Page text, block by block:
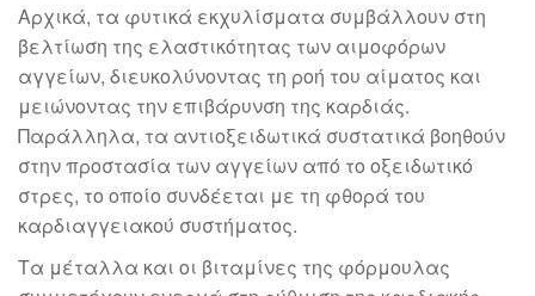
Αρχικά, τα φυτικά εκχυλίσματα συμβάλλουν στη
βελτίωση της ελαστικότητας των αιμοφόρων
αγγείων, διευκολύνοντας τη ροή του αίματος και
μειώνοντας την επιβάρυνση της καρδιάς.
Παράλληλα, τα αντιοξειδωτικά συστατικά βοηθούν
στην προστασία των αγγείων από το οξειδωτικό
στρες, το οποίο συνδέεται με τη φθορά του
καρδιαγγειακού συστήματος.
Τα μέταλλα και οι βιταμίνες της φόρμουλας